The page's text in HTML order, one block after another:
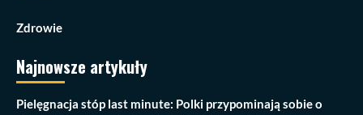
Zdrowie
Najnowsze artykuły
Pielęgnacja stóp last minute: Polki przypominają sobie o